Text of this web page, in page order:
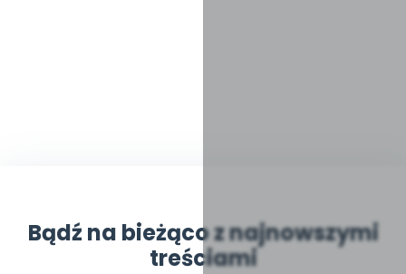
Bądź na bieżąco z najnowszymi
treściami